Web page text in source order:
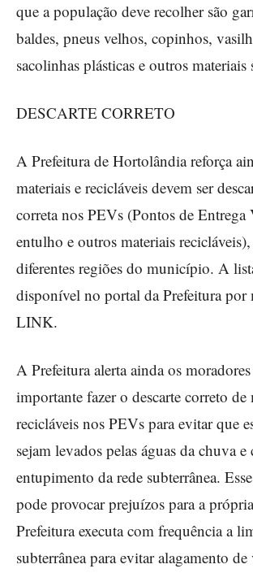
que a população deve recolher são
baldes, pneus velhos, copinhos,
sacolinhas plásticas e outros materiais
DESCARTE CORRETO
A Prefeitura de Hortolândia reforça
materiais e recicláveis devem ser
correta nos PEVs (Pontos de Entrega
entulho e outros materiais
diferentes regiões do município. A
disponível no portal da Prefeitura por
LINK.
A Prefeitura alerta ainda os
importante fazer o descarte correto de
recicláveis nos PEVs para evitar que
sejam levados pelas águas da chuva e
entupimento da rede subterrânea.
pode provocar prejuízos para a
Prefeitura executa com frequência a
subterrânea para evitar alagamento